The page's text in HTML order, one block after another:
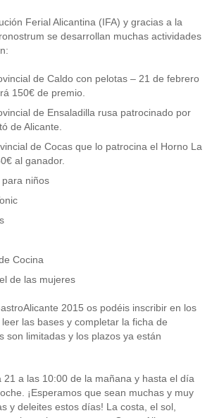
Ferial Alicantina (IFA) y gracias a la
se desarrollan muchas actividades
de Caldo con pelotas – 21 de febrero
150€ de premio.
de Ensaladilla rusa patrocinado por
de Alicante.
de Cocas que lo patrocina el Horno La
al ganador.
para niños
Cocina
de las mujeres
2015 os podéis inscribir en los
las bases y completar la ficha de
son limitadas y los plazos ya están
21 a las 10:00 de la mañana y hasta el día
¡Esperamos que sean muchas y muy
y deleites estos días! La costa, el sol,